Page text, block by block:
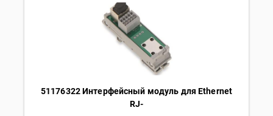
51176322 Интерфейсный модуль для Ethernet
RJ-